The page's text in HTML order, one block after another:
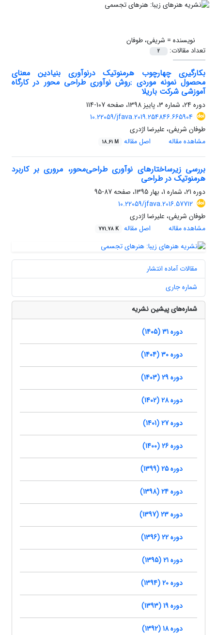
نویسنده = شریفی، طوفان
تعداد مقالات:
2
بکارگیری چهارچوب هرمنوتیک درنوآوری بنیادین معنای
محصول نمونه موردی :روش نوآوری طراحی محور در کارگاه
آموزشی شرکت باریلا
دوره 24، شماره 3، پاییز 1398، صفحه
107-114
10.22059/jfava.2019.254846.665904
طوفان شریفی، علیرضا اژدری
مشاهده مقاله
اصل مقاله 18.61 M
بررسی زیرساختارهای نوآوری طراحی‌محور، مروری بر کاربرد
هرمنوتیک در طراحی
دوره 21، شماره 1، بهار 1395، صفحه
87-95
10.22059/jfava.2016.57712
طوفان شریفی، علیرضا اژدری
مشاهده مقاله
اصل مقاله 771.78 K
مقالات آماده انتشار
شماره جاری
شماره‌های پیشین نشریه
دوره 31 (1405)
دوره 30 (1404)
دوره 29 (1403)
دوره 28 (1402)
دوره 27 (1401)
دوره 26 (1400)
دوره 25 (1399)
دوره 24 (1398)
دوره 23 (1397)
دوره 22 (1396)
دوره 21 (1395)
دوره 20 (1394)
دوره 19 (1393)
دوره 18 (1392)